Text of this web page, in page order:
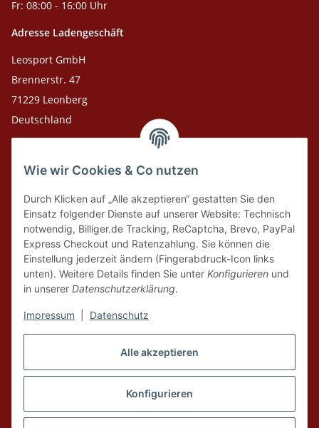
Alle akzeptieren
Konfigurieren
Wie wir Cookies & Co nutzen
Durch Klicken auf „Alle akzeptieren“ gestatten Sie den
Einsatz folgender Dienste auf unserer Website: Technisch
notwendig, Billiger.de Tracking, ReCaptcha, Brevo, PayPal
Express Checkout und Ratenzahlung. Sie können die
Einstellung jederzeit ändern (Fingerabdruck-Icon links
unten). Weitere Details finden Sie unter Konfigurieren und
in unserer Datenschutzerklärung.
Impressum Datenschutz
Fr: 08:00 - 16:00 Uhr
Adresse Ladengeschäft
Leosport GmbH
Brennerstr. 47
71229 Leonberg
Deutschland
Leosport GmbH
75378 Bad Liebenzell
Tel. Laden 07152-909493
Tel. Versandlager 07052-9344380
Vertrag widerrufen
* Alle Preise inkl. gesetzlicher USt., zzgl.Versandaus Lager Bad Liebenzell.
Die angegebenen Preise sind Online-Preise, Ladenpreise und Produkte vor
Deutschland. Produktabbildungen können vom Original abweichen,